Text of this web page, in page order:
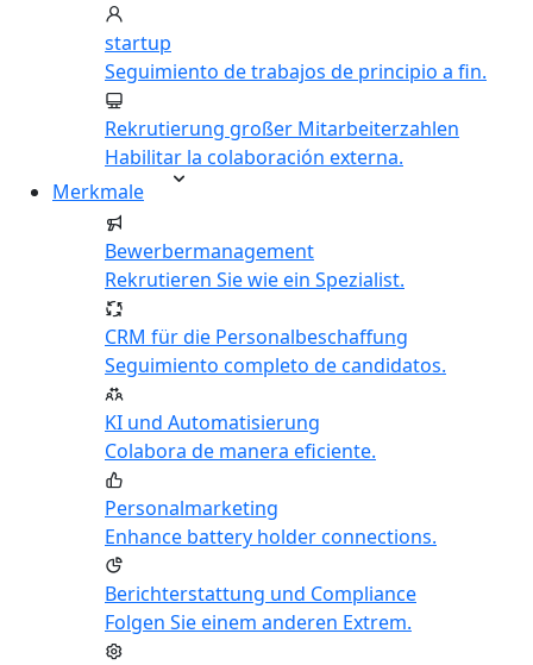
startup
Seguimiento de trabajos de principio a fin.
Rekrutierung großer Mitarbeiterzahlen
Habilitar la colaboración externa.
Merkmale
Bewerbermanagement
Rekrutieren Sie wie ein Spezialist.
CRM für die Personalbeschaffung
Seguimiento completo de candidatos.
KI und Automatisierung
Colabora de manera eficiente.
Personalmarketing
Enhance battery holder connections.
Berichterstattung und Compliance
Folgen Sie einem anderen Extrem.